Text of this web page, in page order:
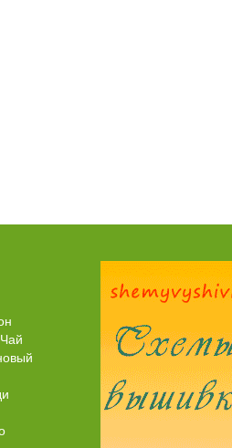
Пирог рыбный (с брюшками семги)